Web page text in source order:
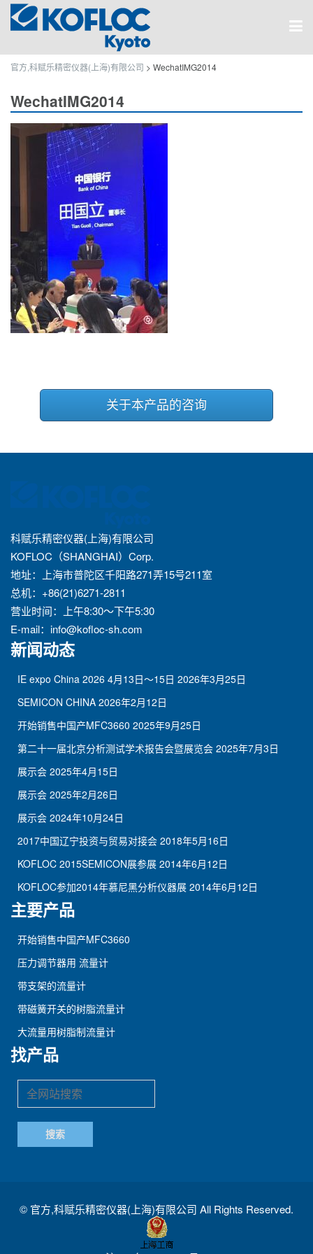
官方,科赋乐精密仪器(上海)有限公司 > WechatIMG2014
WechatIMG2014
关于本产品的咨询
科赋乐精密仪器(上海)有限公司
KOFLOC（SHANGHAI）Corp.
地址：上海市普陀区千阳路271弄15号211室
总机：+86(21)6271-2811
营业时间：上午8:30～下午5:30
E-mail： info@kofloc-sh.com
新闻动态
IE expo China 2026 4月13日～15日 2026年3月25日
SEMICON CHINA 2026年2月12日
开始销售中国产MFC3660 2025年9月25日
第二十一届北京分析测试学术报告会暨展览会 2025年7月3日
展示会 2025年4月15日
展示会 2025年2月26日
展示会 2024年10月24日
2017中国辽宁投资与贸易对接会 2018年5月16日
KOFLOC 2015SEMICON展参展 2014年6月12日
KOFLOC参加2014年慕尼黑分析仪器展 2014年6月12日
主要产品
开始销售中国产MFC3660
压力调节器用 流量计
带支架的流量计
带磁簧开关的树脂流量计
大流量用树脂制流量计
找产品
© 官方,科赋乐精密仪器(上海)有限公司 All Rights Reserved.